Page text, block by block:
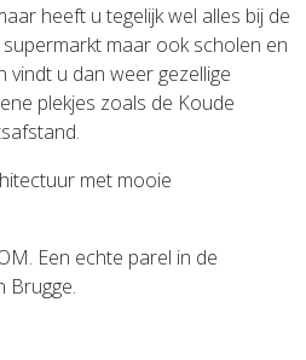
heeft u tegelijk wel alles bij de
maar ook scholen en
u dan weer gezellige
plekjes zoals de Koude
met mooie
Een echte parel in de
Brugge.